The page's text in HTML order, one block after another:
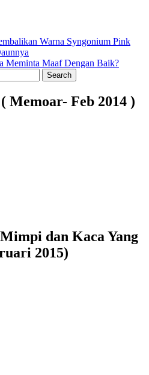
Warna Syngonium Pink
Meminta Maaf Dengan Baik?
Search
Memoar- Feb 2014 )
dan Kaca Yang
2015)